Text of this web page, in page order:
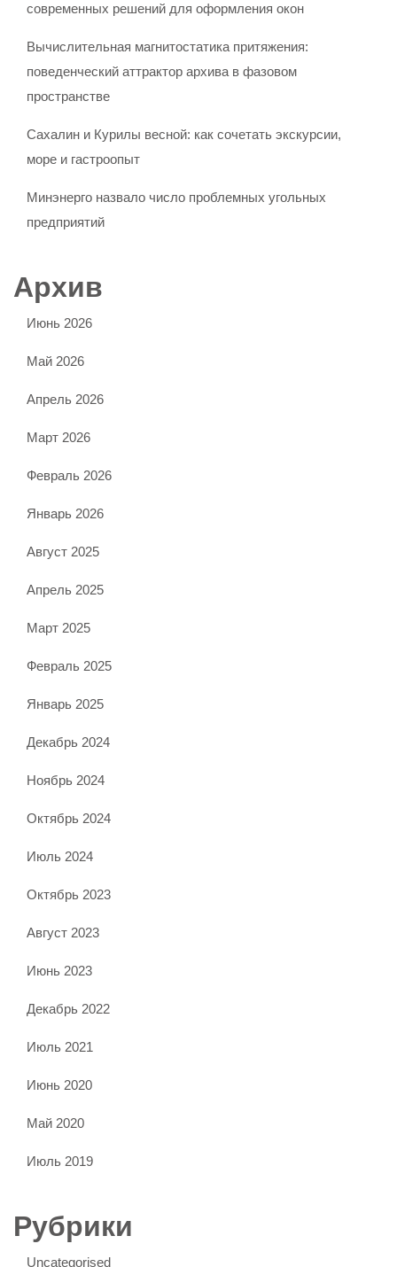
современных решений для оформления окон
Вычислительная магнитостатика притяжения:
поведенческий аттрактор архива в фазовом
пространстве
Сахалин и Курилы весной: как сочетать экскурсии,
море и гастроопыт
Минэнерго назвало число проблемных угольных
предприятий
Архив
Июнь 2026
Май 2026
Апрель 2026
Март 2026
Февраль 2026
Январь 2026
Август 2025
Апрель 2025
Март 2025
Февраль 2025
Январь 2025
Декабрь 2024
Ноябрь 2024
Октябрь 2024
Июль 2024
Октябрь 2023
Август 2023
Июнь 2023
Декабрь 2022
Июль 2021
Июнь 2020
Май 2020
Июль 2019
Рубрики
Uncategorised